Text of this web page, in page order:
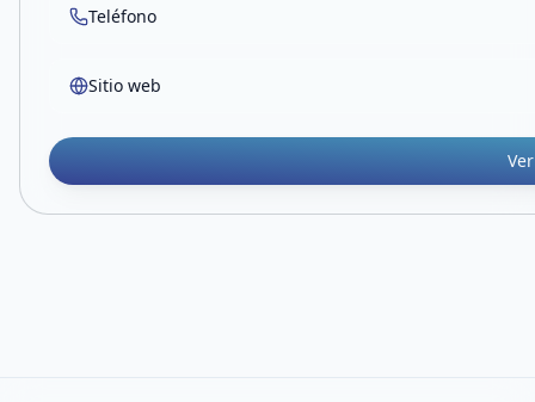
Teléfono
Sitio web